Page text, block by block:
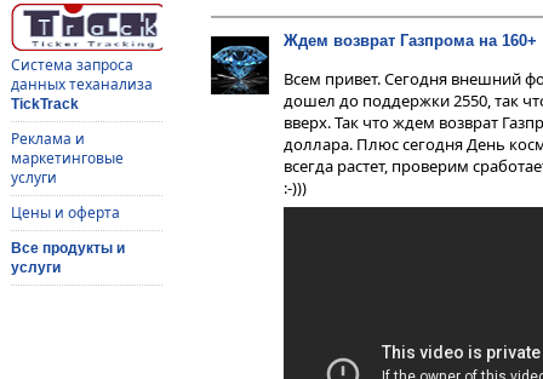
Система запроса
данных теханализа
TickTrack
Реклама и
маркетинговые
услуги
Цены и оферта
Все продукты и
услуги
Ждем возврат Газпрома на 160+
Всем привет. Сегодня внешний
дошел до поддержки 2550, так
вверх. Так что ждем возврат
доллара. Плюс сегодня День
всегда растет, проверим
:-)))